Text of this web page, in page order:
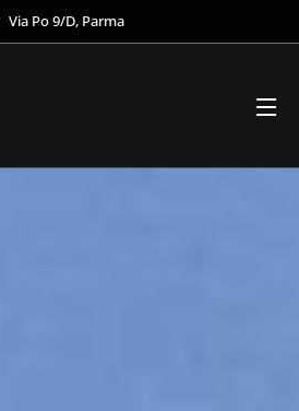
Via Po 9/D, Parma